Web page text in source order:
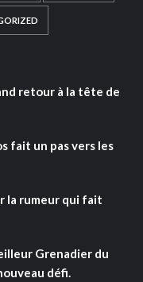
retour à la tête de
fait un pas vers les
la rumeur qui fait
Grenadier du
défi.